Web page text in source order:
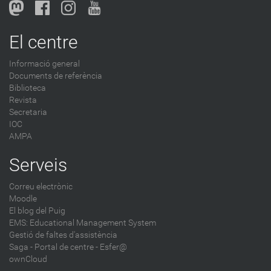
o
-
El centre
Informació general
Documents de referència
Biblioteca
Revista
Secretaria
IOC
AMPA
Serveis
Correu electrònic
Moodle
El blog del Puig
EMS: Educational Management System
Gestió de faltes d'assistència
Saga - Portal de centre - Esfer@
ownCloud